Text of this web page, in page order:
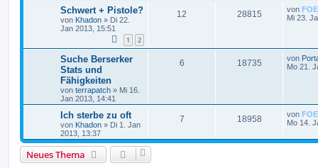
Schwert + Pistole?
von Khadon » Di 22.
Jan 2013, 15:51
1 2
12 28815 von FOE
Mi 23.
Suche Berserker
Stats und
Fähigkeiten
von terrapatch » Mi 16.
Jan 2013, 14:41
6 18735 von
Mo 21.
Ich sterbe zu oft
von Khadon » Di 1. Jan
2013, 13:37
7 18958 von FOE
Mo 14.
Neues Thema